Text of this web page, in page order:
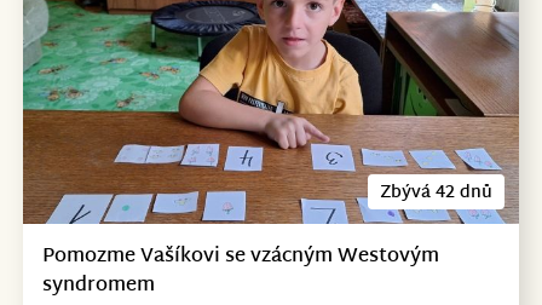
Zbývá 42 dnů
Pomozme Vašíkovi se vzácným Westovým
syndromem